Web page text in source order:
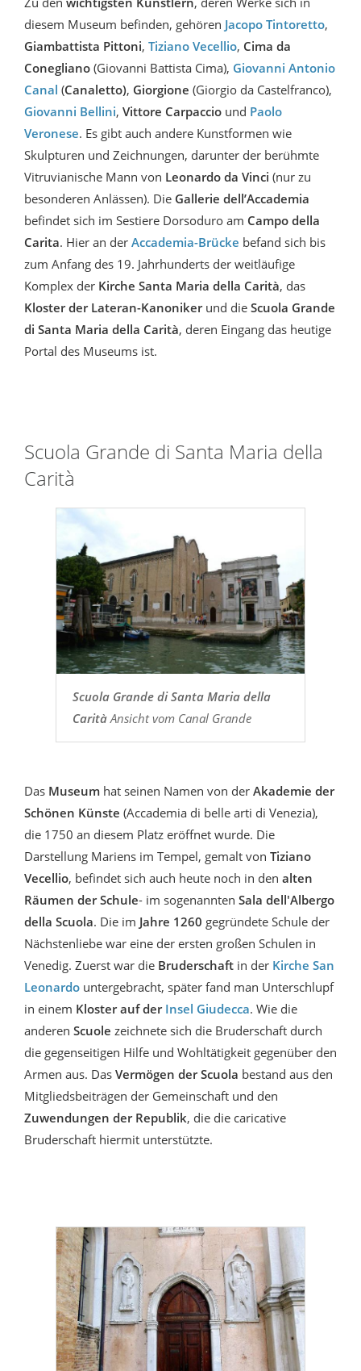
diesem Museum befinden, gehören Jacopo Tintoretto,
Giambattista Pittoni, Tiziano Vecellio, Cima da
Conegliano (Giovanni Battista Cima), Giovanni Antonio
Canal (Canaletto), Giorgione (Giorgio da Castelfranco),
Giovanni Bellini, Vittore Carpaccio und Paolo
Veronese. Es gibt auch andere Kunstformen wie
Skulpturen und Zeichnungen, darunter der berühmte
Vitruvianische Mann von Leonardo da Vinci (nur zu
besonderen Anlässen). Die Gallerie dell’Accademia
befindet sich im Sestiere Dorsoduro am Campo della
Carita. Hier an der Accademia-Brücke befand sich bis
zum Anfang des 19. Jahrhunderts der weitläufige
Komplex der Kirche Santa Maria della Carità, das
Kloster der Lateran-Kanonikerund die Scuola Grande
di Santa Maria della Carità, deren Eingang das heutige
Portal des Museums ist.
Scuola Grande di Santa Maria della
Carità
Scuola Grande di Santa Maria della
CaritàAnsicht vom Canal Grande
Das Museum hat seinen Namen von der Akademie der
Schönen Künste (Accademia di belle arti di Venezia),
die 1750 an diesem Platz eröffnet wurde. Die
Darstellung Mariens im Tempel, gemalt von Tiziano
Vecellio, befindet sich auch heute noch in den alten
Räumen der Schule- im sogenannten Sala dell'Albergo
della Scuola. Die im Jahre 1260 gegründete Schule der
Nächstenliebe war eine der ersten großen Schulen in
Venedig. Zuerst war die Bruderschaft in der Kirche San
Leonardo untergebracht, später fand man Unterschlupf
in einem Kloster auf der Insel Giudecca. Wie die
anderen Scuole zeichnete sich die Bruderschaft durch
die gegenseitigen Hilfe und Wohltätigkeit gegenüber den
Armen aus. Das Vermögen der Scuola bestand aus den
Mitgliedsbeiträgen der Gemeinschaft und den
Zuwendungen der Republik, die die caricative
Bruderschaft hiermit unterstützte.